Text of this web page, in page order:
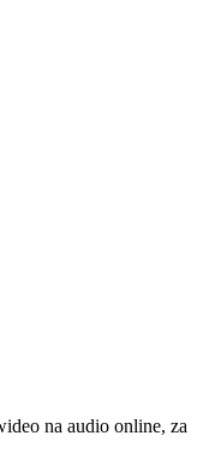
na audio online, za